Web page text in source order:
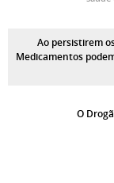
Ao persistirem
Medicamentos
O